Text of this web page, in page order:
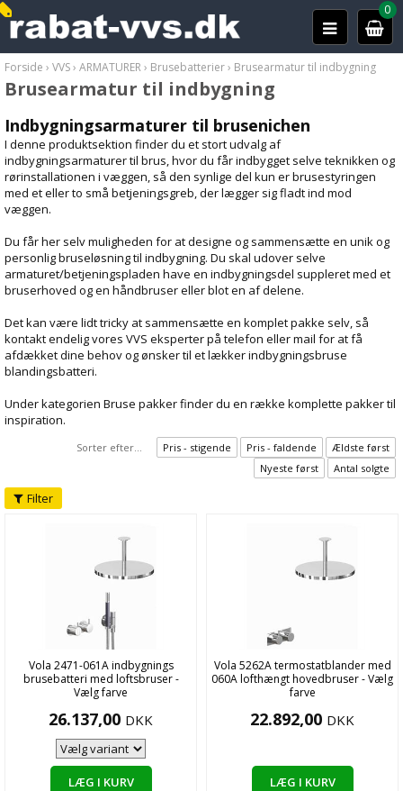
0
Forside › VVS› ARMATURER› Brusebatterier› Brusearmatur til indbygning
Brusearmatur til indbygning
Indbygningsarmaturer til brusenichen
I denne produktsektion finder du et stort udvalg af
indbygningsarmaturer til brus, hvor du får indbygget selve teknikken og
rørinstallationen i væggen, så den synlige del kun er brusestyringen
med et eller to små betjeningsgreb, der lægger sig fladt ind mod
væggen.
Du får her selv muligheden for at designe og sammensætte en unik og
personlig bruseløsning til indbygning. Du skal udover selve
armaturet/betjeningspladen have en indbygningsdel suppleret med et
bruserhoved og en håndbruser eller blot en af delene.
Det kan være lidt tricky at sammensætte en komplet pakke selv, så
kontakt endelig vores VVS eksperter på telefon eller mail for at få
afdækket dine behov og ønsker til et lækker indbygningsbruse
blandingsbatteri.
Under kategorien Bruse pakker finder du en række komplette pakker til
inspiration.
Sorter efter... Pris - stigende Pris - faldende
Ældste først
Nyeste først
Antal solgte
Filter
Vola 2471-061A indbygnings
brusebatteri med loftsbruser -
Vælg farve
26.137,00 DKK
LÆG I KURV
Vola 5262A termostatblander med
060A lofthængt hovedbruser - Vælg
farve
22.892,00 DKK
LÆG I KURV